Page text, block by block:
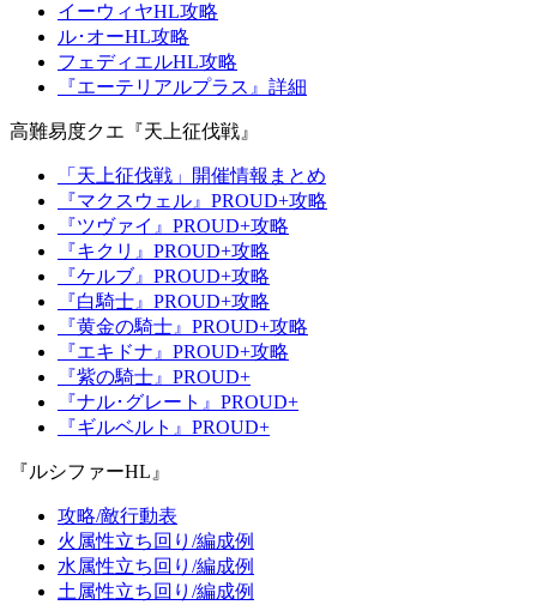
イーウィヤHL攻略
ル･オーHL攻略
フェディエルHL攻略
『エーテリアルプラス』詳細
高難易度クエ『天上征伐戦』
「天上征伐戦」開催情報まとめ
『マクスウェル』PROUD+攻略
『ツヴァイ』PROUD+攻略
『キクリ』PROUD+攻略
『ケルブ』PROUD+攻略
『白騎士』PROUD+攻略
『黄金の騎士』PROUD+攻略
『エキドナ』PROUD+攻略
『紫の騎士』PROUD+
『ナル･グレート』PROUD+
『ギルベルト』PROUD+
『ルシファーHL』
攻略/敵行動表
火属性立ち回り/編成例
水属性立ち回り/編成例
土属性立ち回り/編成例